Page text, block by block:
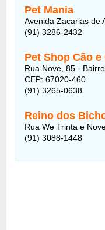
Pet Mania
Avenida Zacarias de
(91) 3286-2432
Pet Shop Cão e
Rua Nove, 85 -
CEP: 67020-460
(91) 3265-0638
Reino dos
Rua We Trinta e
(91) 3088-1448